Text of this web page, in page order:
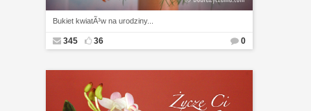
Bukiet kwiatÃ³w na urodziny...
345 36 0